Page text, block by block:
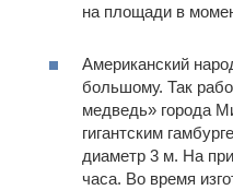
на площади в
Американский
большому. Так
медведь» города
гигантским
диаметр 3 м. На
часа. Во время